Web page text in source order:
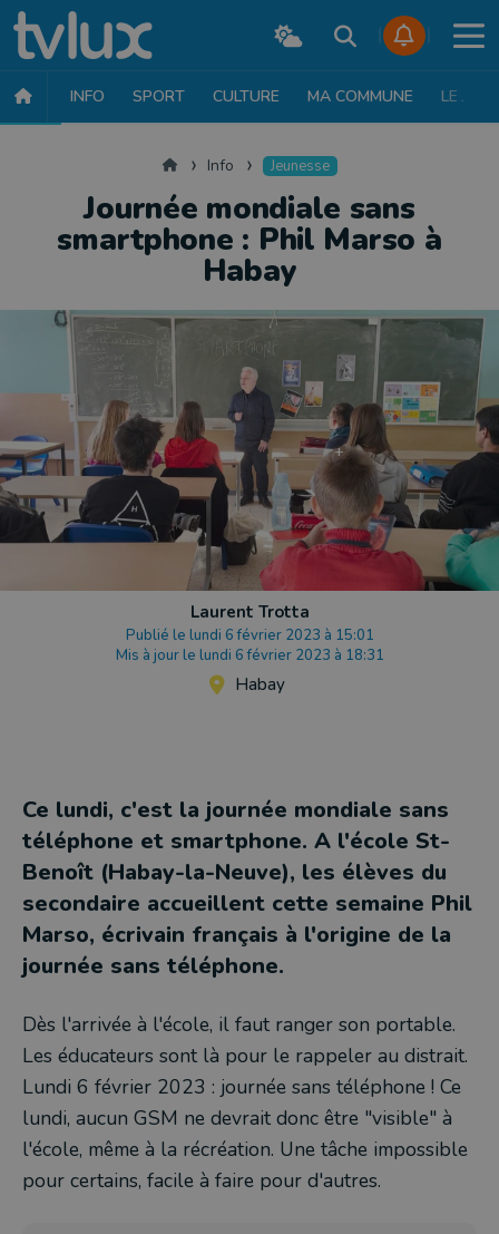
INFO SPORT CULTURE MA COMMUNE LE JT
AccueilInfo Jeunesse
Journée mondiale sans
smartphone : Phil Marso à
Habay
Laurent Trotta
Publié le lundi 6 février 2023 à 15:01
Mis à jour le lundi 6 février 2023 à 18:31
Habay
Ce lundi, c'est la journée mondiale sans
téléphone et smartphone. A l'école St-
Benoît (Habay-la-Neuve), les élèves du
secondaire accueillent cette semaine Phil
Marso, écrivain français à l'origine de la
journée sans téléphone.
Dès l'arrivée à l'école, il faut ranger son portable.
Les éducateurs sont là pour le rappeler au distrait.
Lundi 6 février 2023 : journée sans téléphone ! Ce
lundi, aucun GSM ne devrait donc être "visible" à
l'école, même à la récréation. Une tâche impossible
pour certains, facile à faire pour d'autres.